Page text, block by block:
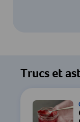
par
Trucs et